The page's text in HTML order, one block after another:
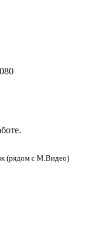
(рядом с М.Видео)